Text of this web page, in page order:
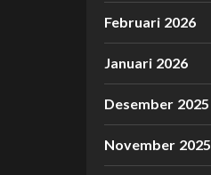
Februari 2026
Januari 2026
Desember 2025
November 2025